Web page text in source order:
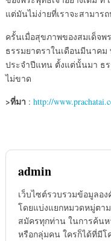
แต่มันไม่ง่ายที่เราจะสามาร
ครั้นเมื่อสุขภาพของสมเด็จ
ธรรมยาตราในเดือนมีนาคม
ประจำปีแทน ตั้งแต่นั้นมา ธ
ไม่ขาด
>ที่มา : http://
admin
เว็บไซต์รวบรวมข้อมูลอ
โดยแบ่งแยกหมวดหมู่ตา
สมัครทุกท่าน ในการค้น
หรือกลุ่มคน ใครก็ได้ที่มีโ